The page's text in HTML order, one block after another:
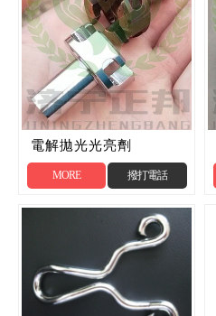
電解拋光光亮劑
MORE 撥打電話